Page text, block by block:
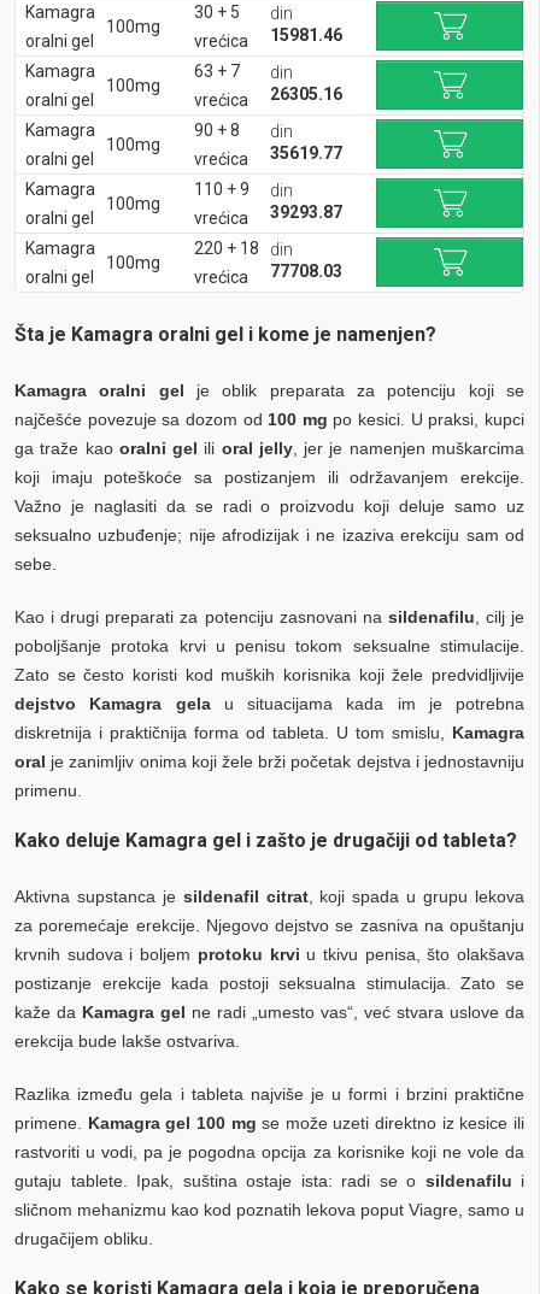
Kamagra
oralni gel
100mg
30 + 5
vrećica
din
15981.46
Kamagra
oralni gel
100mg
63 + 7
vrećica
din
26305.16
Kamagra
oralni gel
100mg
90 + 8
vrećica
din
35619.77
Kamagra
oralni gel
100mg
110 + 9
vrećica
din
39293.87
Kamagra
oralni gel
100mg
220 + 18
vrećica
din
77708.03
Šta je Kamagra oralni gel i kome je namenjen?
Kamagra oralni gel je oblik preparata za potenciju koji se
najčešće povezuje sa dozom od 100 mg po kesici. U praksi, kupci
ga traže kao oralni gel ili oral jelly, jer je namenjen muškarcima
koji imaju poteškoće sa postizanjem ili održavanjem erekcije.
Važno je naglasiti da se radi o proizvodu koji deluje samo uz
seksualno uzbuđenje; nije afrodizijak i ne izaziva erekciju sam od
sebe.
Kao i drugi preparati za potenciju zasnovani na sildenafilu , cilj je
poboljšanje protoka krvi u penisu tokom seksualne stimulacije.
Zato se često koristi kod muških korisnika koji žele predvidljivije
dejstvo Kamagra gelau situacijama kada im je potrebna
diskretnija i praktičnija forma od tableta. U tom smislu, Kamagra
oral je zanimljiv onima koji žele brži početak dejstva i jednostavniju
primenu.
Kako deluje Kamagra gel i zašto je drugačiji od tableta?
Aktivna supstanca je sildenafil citrat, koji spada u grupu lekova
za poremećaje erekcije. Njegovo dejstvo se zasniva na opuštanju
krvnih sudova i boljem protoku krvi u tkivu penisa, što olakšava
postizanje erekcije kada postoji seksualna stimulacija. Zato se
kaže da Kamagra gel ne radi „umesto vas“, već stvara uslove da
erekcija bude lakše ostvariva.
Razlika između gela i tableta najviše je u formi i brzini praktične
primene. Kamagra gel 100 mg se može uzeti direktno iz kesice ili
rastvoriti u vodi, pa je pogodna opcija za korisnike koji ne vole da
gutaju tablete. Ipak, suština ostaje ista: radi se o sildenafilu i
sličnom mehanizmu kao kod poznatih lekova poput Viagre, samo u
drugačijem obliku.
Kako se koristi Kamagra gela i koja je preporučena